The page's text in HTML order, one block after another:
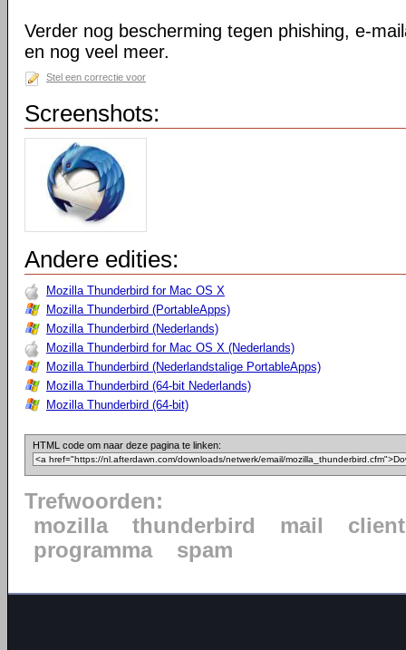
Verder nog bescherming tegen phishing, e-
en nog veel meer.
Stel een correctie voor
Screenshots:
Andere edities:
Mozilla Thunderbird for Mac OS X
Mozilla Thunderbird (PortableApps)
Mozilla Thunderbird (Nederlands)
Mozilla Thunderbird for Mac OS X (Nederlands)
Mozilla Thunderbird (Nederlandstalige PortableApps)
Mozilla Thunderbird (64-bit Nederlands)
Mozilla Thunderbird (64-bit)
HTML code om naar deze pagina te linken:
Trefwoorden:
mozilla
thunderbird mail
client
programma
spam